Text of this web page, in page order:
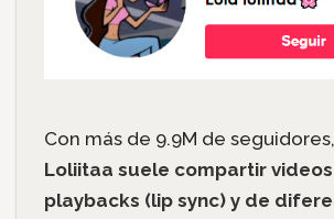
Con más de 9.9M de seguidores,
Loliitaa suele compartir
playbacks (lip sync) y de